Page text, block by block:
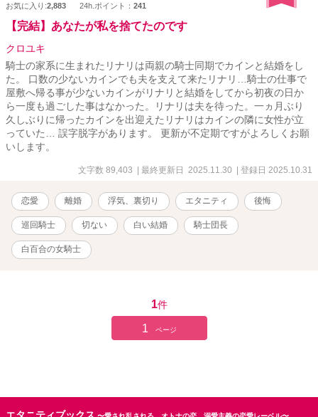
お気に入り:2,883 24h.ポイント： 241
【完結】あなたが私を捨てたのです
クロユキ
騎士の家系に生まれたリナリは両親の騎士同期でカインと結婚をし
た。 口数の少ないカインでも夫を支えて来たリナリ…騎士の仕事で
屋敷へ帰る事が少ないカインがリナリと結婚をしてから初夜の日か
ら一度も過ごした事はなかった。リナリは夫を待った。一ヵ月ぶり
久しぶりに帰ったカインを出迎えたリナリはカインの隣に女性が立
っていた… 誤字脱字があります。 更新が不定期ですがよろしくお願
いします。
文字数 89,403 | 最終更新日 2025.11.30 | 登録日 2025.10.31
恋愛 離婚 浮気、裏切り エタニティ 後悔
巡回騎士 切ない 白い結婚 騎士団長
白百合の女騎士
1件
1 ページ